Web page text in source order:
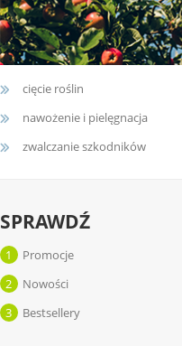
cięcie roślin
nawożenie i pielęgnacja
zwalczanie szkodników
SPRAWDŹ
Promocje
1
Nowości
2
Bestsellery
3